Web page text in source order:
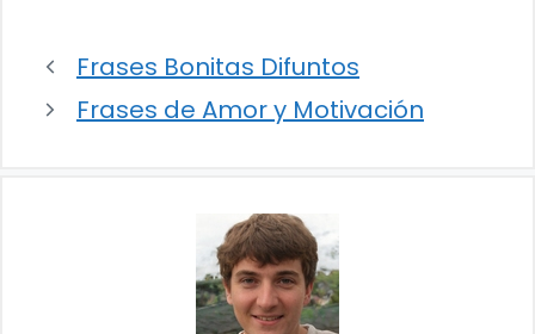
Frases Bonitas Difuntos
Frases de Amor y Motivación